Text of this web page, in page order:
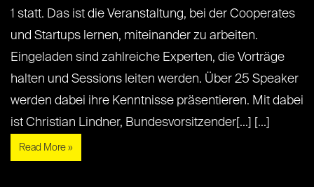
1 statt. Das ist die Veranstaltung, bei der Cooperates
und Startups lernen, miteinander zu arbeiten.
Eingeladen sind zahlreiche Experten, die Vorträge
halten und Sessions leiten werden. Über 25 Speaker
werden dabei ihre Kenntnisse präsentieren. Mit dabei
ist Christian Lindner, Bundesvorsitzender[...] [...]
Read More »